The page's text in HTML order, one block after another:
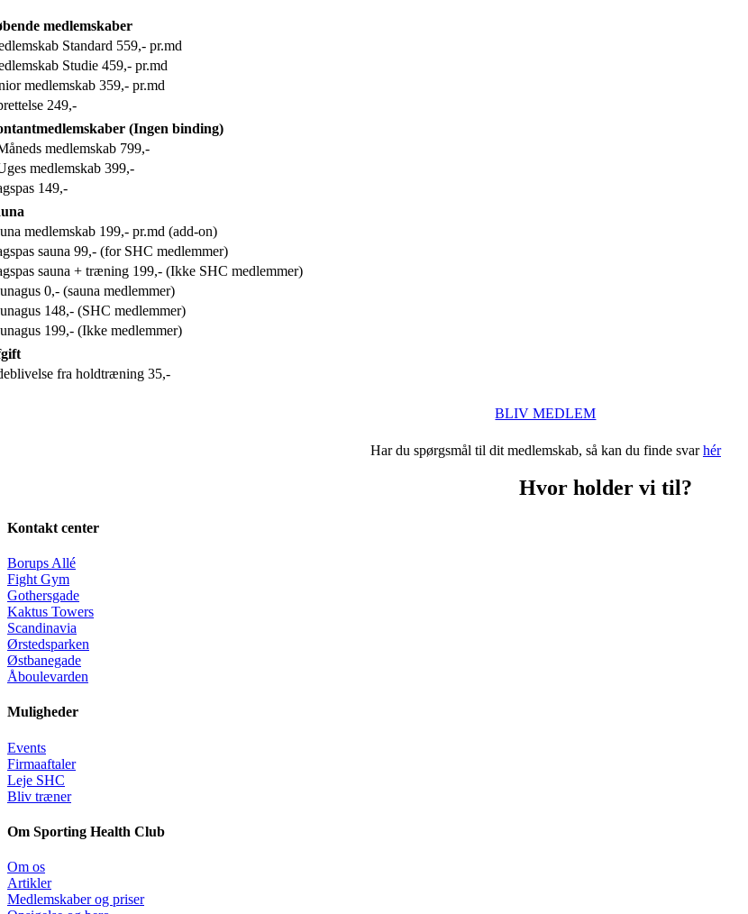
medlemskaber
Standard 559,- pr.md
Studie 459,- pr.md
medlemskab 359,- pr.md
249,-
(Ingen binding)
medlemskab 799,-
medlemskab 399,-
149,-
medlemskab 199,- pr.md (add-on)
sauna 99,- (for SHC medlemmer)
sauna + træning 199,- (Ikke SHC medlemmer)
0,- (sauna medlemmer)
148,- (SHC medlemmer)
199,- (Ikke medlemmer)
fra holdtræning 35,-
BLIV MEDLEM
Har du spørgsmål til dit medlemskab, så kan du finde svarhér
Hvor holder vi til?
Kontakt center
Borups Allé
Fight Gym
Gothersgade
Kaktus Towers
Scandinavia
Ørstedsparken
Østbanegade
Åboulevarden
Muligheder
Events
Firmaaftaler
Leje SHC
Bliv træner
Om Sporting Health Club
Om os
Artikler
Medlemskaber og priser